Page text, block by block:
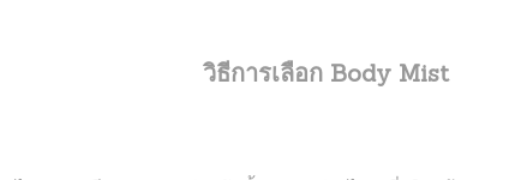
วิธีการเลือก Body Mist